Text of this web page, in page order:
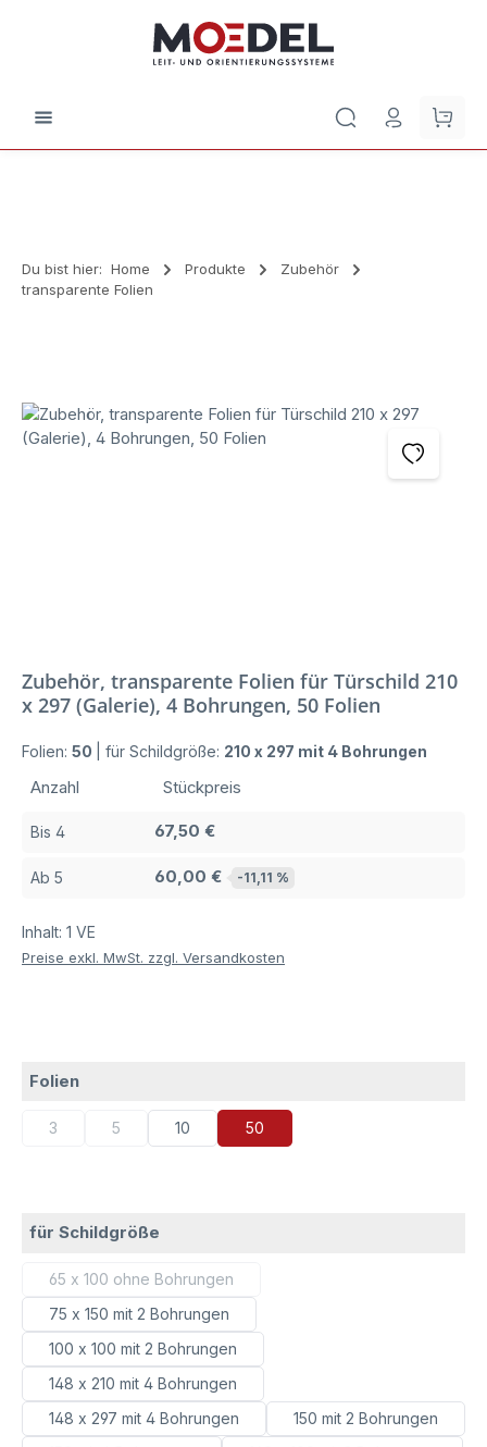
Zum Hauptinhalt springen
Du bist hier: Home Produkte
Zubehör
transparente Folien
Bildergalerie überspringen
Zubehör, transparente Folien für Türschild 210
x 297 (Galerie), 4 Bohrungen, 50 Folien
Folien: 50 für Schildgröße: 210 x 297 mit 4 Bohrungen
Anzahl Stückpreis
Bis 4 67,50 €
Ab 5 60,00 € -11,11 %
Inhalt: 1 VE
Preise exkl. MwSt. zzgl. Versandkosten
Folienauswählen
3
(Diese Option ist zurzeit nicht verfügbar.)
5
(Diese Option ist zurzeit nicht verfügbar.)
10 50
für Schildgröße
65 x 100 ohne Bohrungen
(Diese Option ist zurzeit nicht verfügbar.)
75 x 150 mit 2 Bohrungen
100 x 100 mit 2 Bohrungen
148 x 210 mit 4 Bohrungen
148 x 297 mit 4 Bohrungen
150 mit 2 Bohrungen